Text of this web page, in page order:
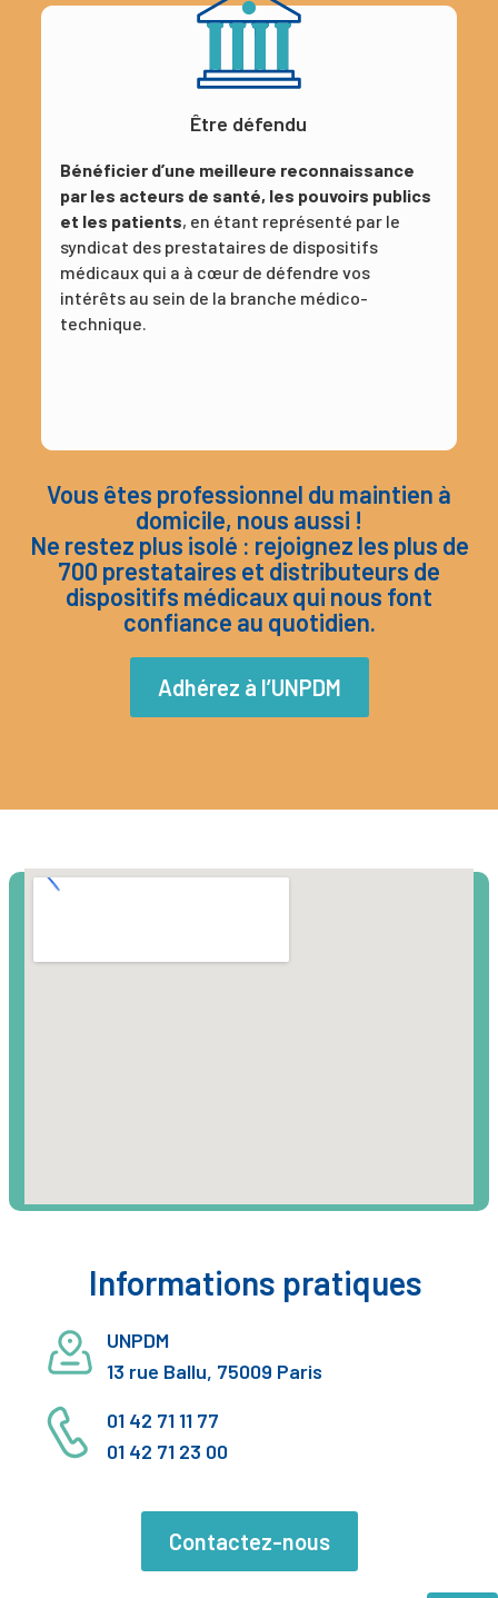
Être défendu
Bénéficier d’une meilleure reconnaissance
par les acteurs de santé, les pouvoirs publics
et les patients, en étant représenté par le
syndicat des prestataires de dispositifs
médicaux qui a à cœur de défendre vos
intérêts au sein de la branche médico-
technique.
Vous êtes professionnel du maintien à
domicile, nous aussi !
Ne restez plus isolé : rejoignez les plus de
700 prestataires et distributeurs de
dispositifs médicaux qui nous font
confiance au quotidien.
Adhérez à l’UNPDM
Informations pratiques
UNPDM
13 rue Ballu, 75009 Paris
01 42 71 11 77
01 42 71 23 00
Contactez-nous